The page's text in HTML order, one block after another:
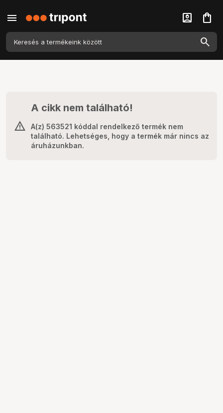
menu account_box shopping_bag
A cikk nem található!
A(z) 563521 kóddal rendelkező termék nem
található. Lehetséges, hogy a termék már nincs az
áruházunkban.